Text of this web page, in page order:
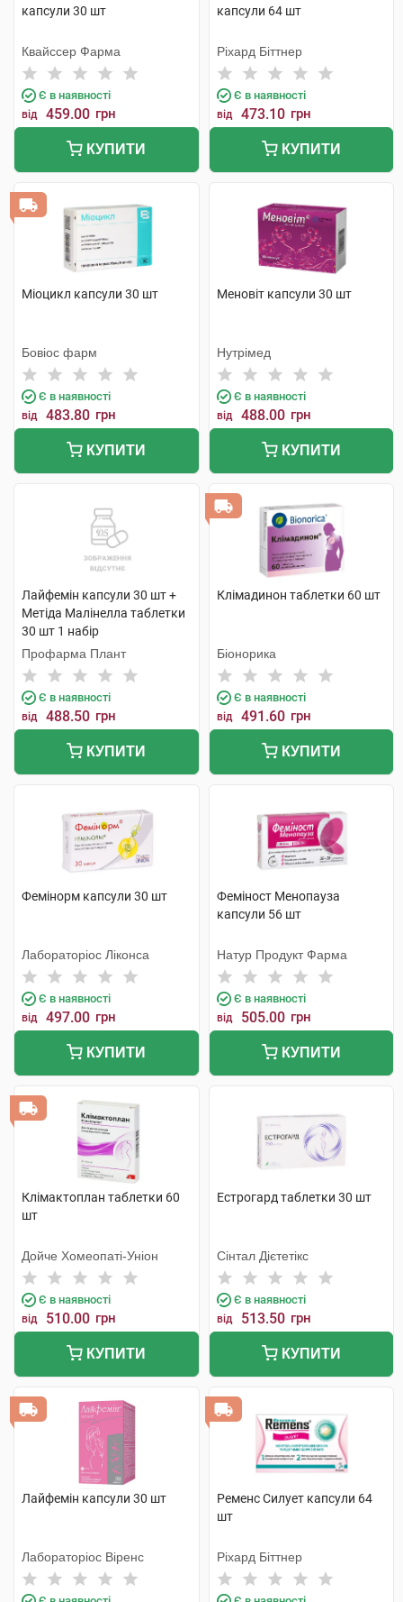
капсули 30 шт
Квайссер Фарма
Є в наявності
від 459.00 грн
КУПИТИ
капсули 64 шт
Ріхард Біттнер
Є в наявності
від 473.10 грн
КУПИТИ
Міоцикл капсули 30 шт
Бовіос фарм
Є в наявності
від 483.80 грн
КУПИТИ
Меновіт капсули 30 шт
Нутрімед
Є в наявності
від 488.00 грн
КУПИТИ
Лайфемін капсули 30 шт +
Метіда Малінелла таблетки
30 шт 1 набір
Профарма Плант
Є в наявності
від 488.50 грн
КУПИТИ
Клімадинон таблетки 60 шт
Біонорика
Є в наявності
від 491.60 грн
КУПИТИ
Фемінорм капсули 30 шт
Лабораторіос Ліконса
Є в наявності
від 497.00 грн
КУПИТИ
Феміност Менопауза
капсули 56 шт
Натур Продукт Фарма
Є в наявності
від 505.00 грн
КУПИТИ
Клімактоплан таблетки 60
шт
Дойче Хомеопаті-Уніон
Є в наявності
від 510.00 грн
КУПИТИ
Естрогард таблетки 30 шт
Сінтал Дієтетікс
Є в наявності
від 513.50 грн
КУПИТИ
Лайфемін капсули 30 шт
Лабораторіос Віренс
Ременс Силует капсули 64
шт
Ріхард Біттнер